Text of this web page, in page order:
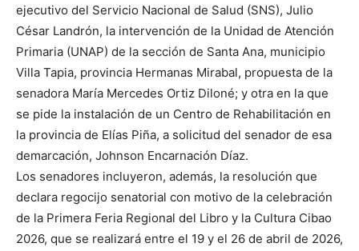
ejecutivo del Servicio Nacional de Salud (SNS), Julio
César Landrón, la intervención de la Unidad de Atención
Primaria (UNAP) de la sección de Santa Ana, municipio
Villa Tapia, provincia Hermanas Mirabal, propuesta de la
senadora María Mercedes Ortiz Diloné; y otra en la que
se pide la instalación de un Centro de Rehabilitación en
la provincia de Elías Piña, a solicitud del senador de esa
demarcación, Johnson Encarnación Díaz.
Los senadores incluyeron, además, la resolución que
declara regocijo senatorial con motivo de la celebración
de la Primera Feria Regional del Libro y la Cultura Cibao
2026, que se realizará entre el 19 y el 26 de abril de 2026,